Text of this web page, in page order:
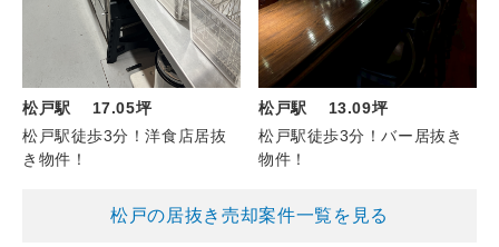
松戸駅 17.05坪
松戸駅徒歩3分！洋食店居抜
き物件！
松戸駅 13.09坪
松戸駅徒歩3分！バー居抜き
物件！
松戸の居抜き売却案件一覧を見る